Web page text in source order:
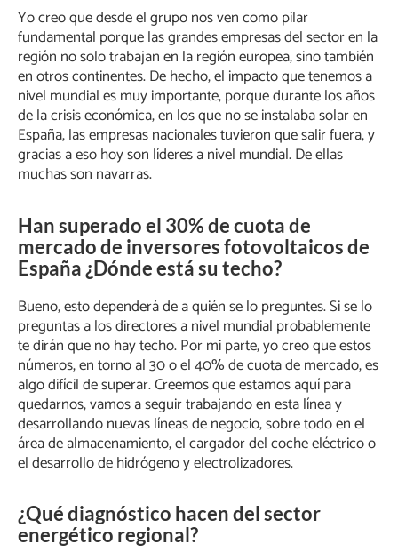
Yo creo que desde el grupo nos ven como pilar
fundamental porque las grandes empresas del sector en la
región no solo trabajan en la región europea, sino también
en otros continentes. De hecho, el impacto que tenemos a
nivel mundial es muy importante, porque durante los años
de la crisis económica, en los que no se instalaba solar en
España, las empresas nacionales tuvieron que salir fuera, y
gracias a eso hoy son líderes a nivel mundial. De ellas
muchas son navarras.
Han superado el 30% de cuota de
mercado de inversores fotovoltaicos de
España ¿Dónde está su techo?
Bueno, esto dependerá de a quién se lo preguntes. Si se lo
preguntas a los directores a nivel mundial probablemente
te dirán que no hay techo. Por mi parte, yo creo que estos
números, en torno al 30 o el 40% de cuota de mercado, es
algo difícil de superar. Creemos que estamos aquí para
quedarnos, vamos a seguir trabajando en esta línea y
desarrollando nuevas líneas de negocio, sobre todo en el
área de almacenamiento, el cargador del coche eléctrico o
el desarrollo de hidrógeno y electrolizadores.
¿Qué diagnóstico hacen del sector
energético regional?